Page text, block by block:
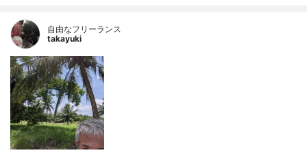
自由なフリーランス
takayuki